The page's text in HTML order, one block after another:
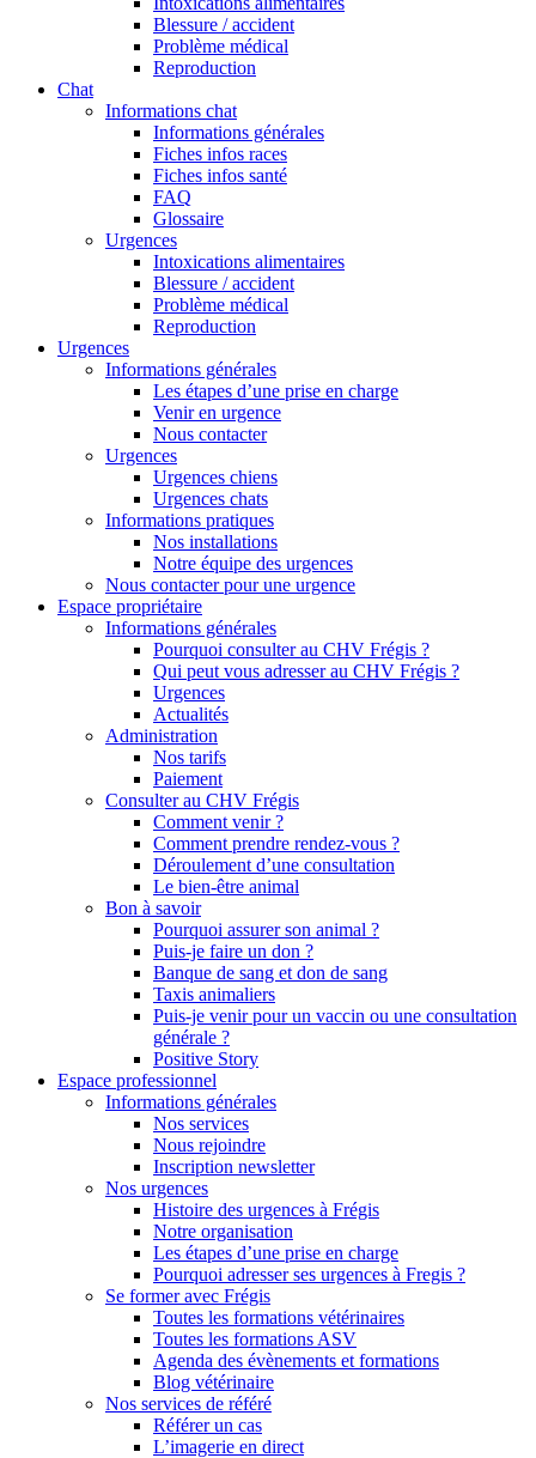
Blessure / accident
Problème médical
Reproduction
Chat
Informations chat
Informations générales
Fiches infos races
Fiches infos santé
FAQ
Glossaire
Urgences
Intoxications alimentaires
Blessure / accident
Problème médical
Reproduction
Urgences
Informations générales
Les étapes d’une prise en charge
Venir en urgence
Nous contacter
Urgences
Urgences chiens
Urgences chats
Informations pratiques
Nos installations
Notre équipe des urgences
Nous contacter pour une urgence
Espace propriétaire
Informations générales
Pourquoi consulter au CHV Frégis ?
Qui peut vous adresser au CHV Frégis ?
Urgences
Actualités
Administration
Nos tarifs
Paiement
Consulter au CHV Frégis
Comment venir ?
Comment prendre rendez-vous ?
Déroulement d’une consultation
Le bien-être animal
Bon à savoir
Pourquoi assurer son animal ?
Puis-je faire un don ?
Banque de sang et don de sang
Taxis animaliers
Puis-je venir pour un vaccin ou une consultation
générale ?
Positive Story
Espace professionnel
Informations générales
Nos services
Nous rejoindre
Inscription newsletter
Nos urgences
Histoire des urgences à Frégis
Notre organisation
Les étapes d’une prise en charge
Pourquoi adresser ses urgences à Fregis ?
Se former avec Frégis
Toutes les formations vétérinaires
Toutes les formations ASV
Agenda des évènements et formations
Blog vétérinaire
Nos services de référé
Référer un cas
L’imagerie en direct